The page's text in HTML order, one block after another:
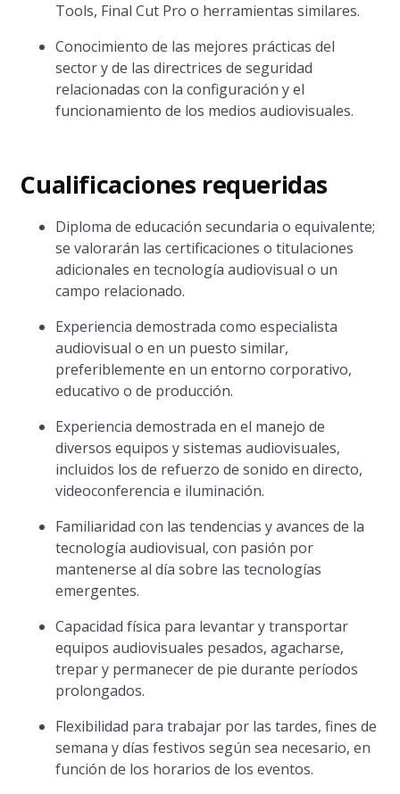
Tools, Final Cut Pro o herramientas similares.
Conocimiento de las mejores prácticas del
sector y de las directrices de seguridad
relacionadas con la configuración y el
funcionamiento de los medios audiovisuales.
Cualificaciones requeridas
Diploma de educación secundaria o equivalente;
se valorarán las certificaciones o titulaciones
adicionales en tecnología audiovisual o un
campo relacionado.
Experiencia demostrada como especialista
audiovisual o en un puesto similar,
preferiblemente en un entorno corporativo,
educativo o de producción.
Experiencia demostrada en el manejo de
diversos equipos y sistemas audiovisuales,
incluidos los de refuerzo de sonido en directo,
videoconferencia e iluminación.
Familiaridad con las tendencias y avances de la
tecnología audiovisual, con pasión por
mantenerse al día sobre las tecnologías
emergentes.
Capacidad física para levantar y transportar
equipos audiovisuales pesados, agacharse,
trepar y permanecer de pie durante períodos
prolongados.
Flexibilidad para trabajar por las tardes, fines de
semana y días festivos según sea necesario, en
función de los horarios de los eventos.